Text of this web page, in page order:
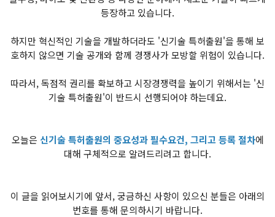
등장하고 있습니다.
하지만 혁신적인 기술을 개발하더라도 '신기술 특허출원'을 통해 보
호하지 않으면 기술 공개와 함께 경쟁사가 모방할 위험이 있습니다.
따라서, 독점적 권리를 확보하고 시장경쟁력을 높이기 위해서는 '신
기술 특허출원'이 반드시 선행되어야 하는데요.
오늘은 신기술 특허출원의 중요성과 필수요건, 그리고 등록 절차에
대해 구체적으로 알려드리려고 합니다.
이 글을 읽어보시기에 앞서, 궁금하신 사항이 있으신 분들은 아래의
번호를 통해 문의하시기 바랍니다.